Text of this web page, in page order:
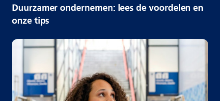
Duurzamer ondernemen: lees de voordelen en
onze tips